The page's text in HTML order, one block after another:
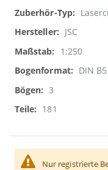
Informationen
JSC
1:250
DIN B5
3
181
Nur registrierte